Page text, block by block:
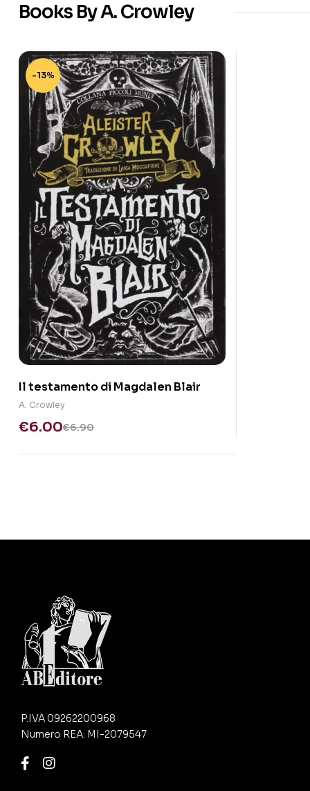
Books By A. Crowley
-13%
Il testamento di Magdalen Blair
A. Crowley
€6.90
€6.00
P.IVA 09262200968
Numero REA: MI-2079547